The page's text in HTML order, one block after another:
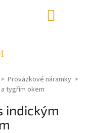
Provázkové náramky
tygřím okem
indickým